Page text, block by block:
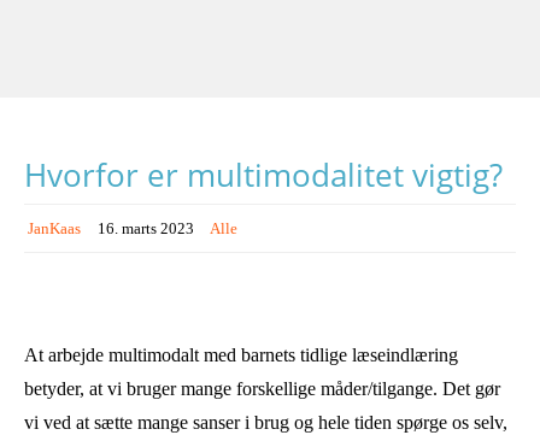
Hvorfor er multimodalitet vigtig?
JanKaas 16. marts 2023 Alle
At arbejde multimodalt med barnets tidlige læseindlæring
betyder, at vi bruger mange forskellige måder/tilgange. Det gør
vi ved at sætte mange sanser i brug og hele tiden spørge os selv,